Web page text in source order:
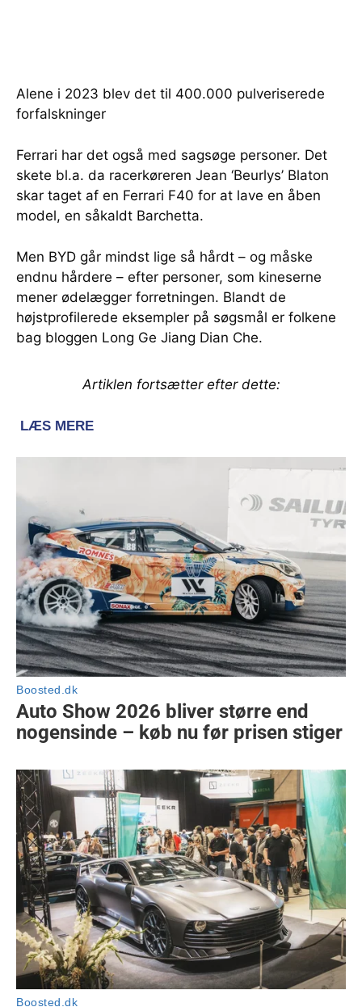
Alene i 2023 blev det til 400.000 pulveriserede
forfalskninger
Ferrari har det også med sagsøge personer. Det
skete bl.a. da racerkøreren Jean ‘Beurlys’ Blaton
skar taget af en Ferrari F40 for at lave en åben
model, en såkaldt Barchetta.
Men BYD går mindst lige så hårdt – og måske
endnu hårdere – efter personer, som kineserne
mener ødelægger forretningen. Blandt de
højstprofilerede eksempler på søgsmål er folkene
bag bloggen Long Ge Jiang Dian Che.
Artiklen fortsætter efter dette: